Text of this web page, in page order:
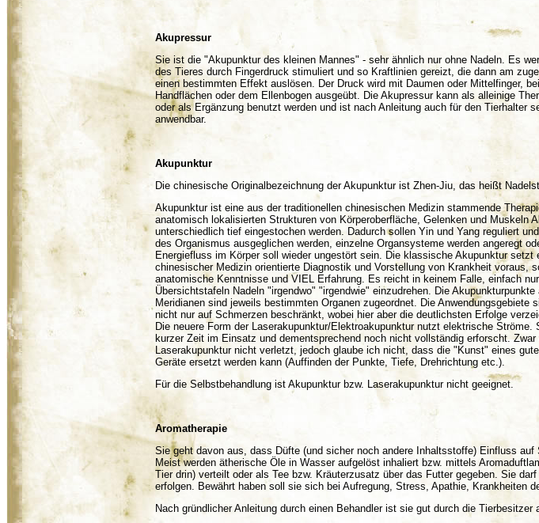
Akupressur
Sie ist die "Akupunktur des kleinen Mannes" - sehr ähnlich nur ohne Nadeln. Es
des Tieres durch Fingerdruck stimuliert und so Kraftlinien gereizt, die dann am
einen bestimmten Effekt auslösen. Der Druck wird mit Daumen oder Mittelfinger,
Handflächen oder dem Ellenbogen ausgeübt. Die Akupressur kann als alleinige
oder als Ergänzung benutzt werden und ist nach Anleitung auch für den Tierhalter
anwendbar.
Akupunktur
Die chinesische Originalbezeichnung der Akupunktur ist Zhen-Jiu, das heißt
Akupunktur ist eine aus der traditionellen chinesischen Medizin stammende
anatomisch lokalisierten Strukturen von Körperoberfläche, Gelenken und Muskeln
unterschiedlich tief eingestochen werden. Dadurch sollen Yin und Yang reguliert
des Organismus ausgeglichen werden, einzelne Organsysteme werden angeregt
Energiefluss im Körper soll wieder ungestört sein. Die klassische Akupunktur setzt
chinesischer Medizin orientierte Diagnostik und Vorstellung von Krankheit voraus,
anatomische Kenntnisse und VIEL Erfahrung. Es reicht in keinem Falle, einfach
Übersichtstafeln Nadeln "irgendwo" "irgendwie" einzudrehen. Die
Meridianen sind jeweils bestimmten Organen zugeordnet. Die Anwendungsgebiete
nicht nur auf Schmerzen beschränkt, wobei hier aber die deutlichsten Erfolge
Die neuere Form der Laserakupunktur/Elektroakupunktur nutzt elektrische
kurzer Zeit im Einsatz und dementsprechend noch nicht vollständig erforscht. Zwar
Laserakupunktur nicht verletzt, jedoch glaube ich nicht, dass die "Kunst" eines
Geräte ersetzt werden kann (Auffinden der Punkte, Tiefe, Drehrichtung etc.).
Für die Selbstbehandlung ist Akupunktur bzw. Laserakupunktur nicht geeignet.
Aromatherapie
Sie geht davon aus, dass Düfte (und sicher noch andere Inhaltsstoffe) Einfluss auf
Meist werden ätherische Öle in Wasser aufgelöst inhaliert bzw. mittels
Tier drin) verteilt oder als Tee bzw. Kräuterzusatz über das Futter gegeben. Sie
erfolgen. Bewährt haben soll sie sich bei Aufregung, Stress, Apathie, Krankheiten
Nach gründlicher Anleitung durch einen Behandler ist sie gut durch die Tierbesitzer